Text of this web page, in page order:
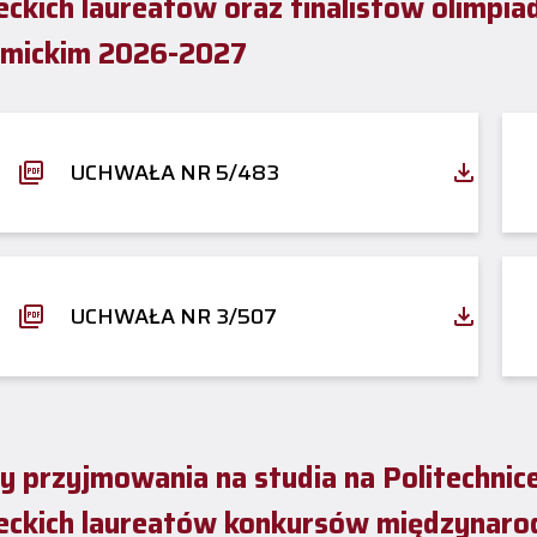
2026-2027
UCHWAŁA NR 5/483
UCHWAŁA NR 3/507
przyjmowania na studia na
laureatów konkursów